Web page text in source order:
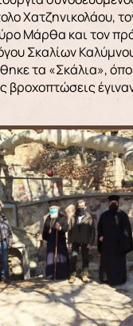
Χατζηνικολάου,
Μάρθα και τον
Σκαλίων
τα «Σκάλια»,
βροχοπτώσεις